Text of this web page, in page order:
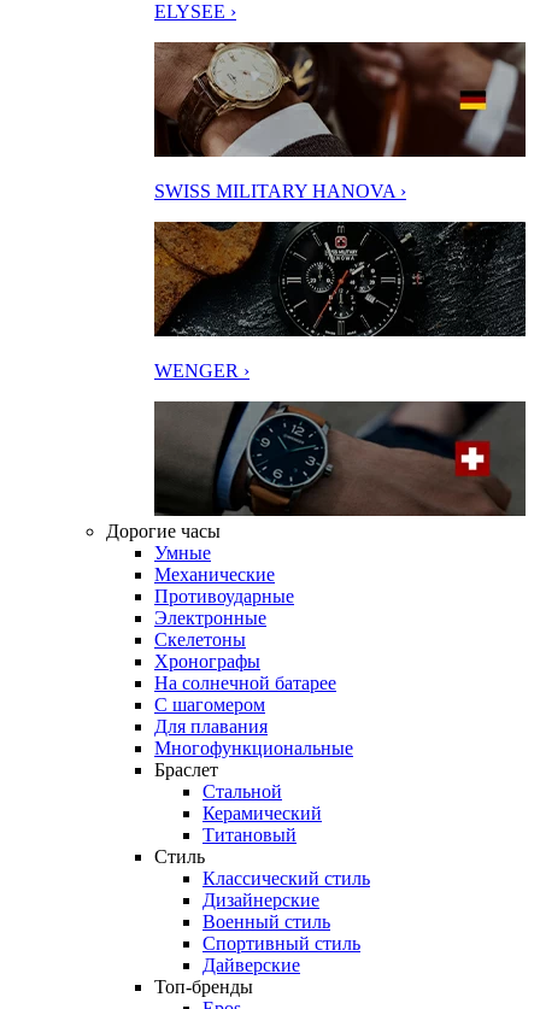
ELYSEE ›
SWISS MILITARY HANOVA ›
WENGER ›
Дорогие часы
Умные
Механические
Противоударные
Электронные
Скелетоны
Хронографы
На солнечной батарее
С шагомером
Для плавания
Многофункциональные
Браслет
Стальной
Керамический
Титановый
Стиль
Классический стиль
Дизайнерские
Военный стиль
Спортивный стиль
Дайверские
Топ-бренды